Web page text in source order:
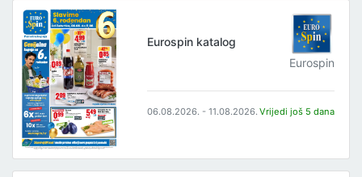
Eurospin katalog
Eurospin
06.08.2026. - 11.08.2026. Vrijedi još 5 dana